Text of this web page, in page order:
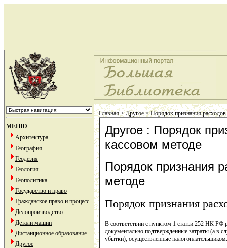
МЕНЮ
Архитектура
География
Геодезия
Геология
Геополитика
Государство и право
Гражданское право и процесс
Делопроизводство
Детали машин
Дистанционное образование
Другое
Главная>Другое>Порядок признания
Другое : Порядок
кассовом методе
Порядок признания
методе
Порядок признания
В соответствии с пунктом 1 статьи 252 НК РФ
документально подтвержденные затраты (а в
убытки), осуществленные налогоплательщиком.